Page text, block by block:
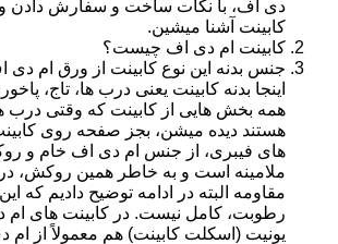
دی اف، با نکات ساخت و سفارش دادن و
کابینت آشنا میشین.
کابینت ام دی اف چیست؟
اینجا بدنه کابینت یعنی درب ها، تاج،
همه بخش هایی از کابینت که وقتی درب
هستند دیده میشن، بجز صفحه روی
های فیبری، از جنس ام دی اف خام و
ملامینه است و به خاطر همین روکش،
مقاومه البته در ادامه توضیح دادیم که
یونیت (اسکلت کابینت) هم معمولاً از